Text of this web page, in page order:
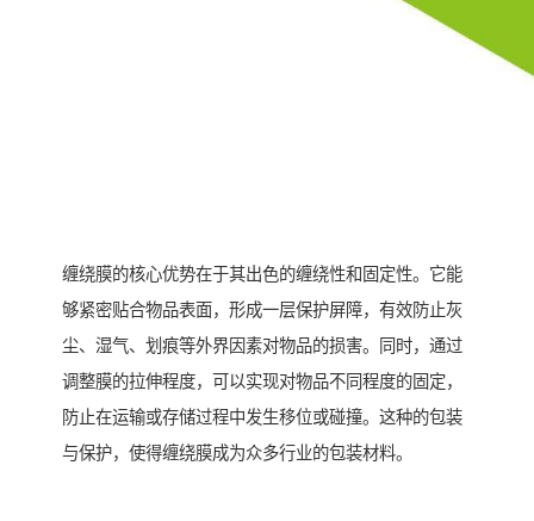
缠绕膜的核心优势在于其出色的缠绕性和固定性。它能
够紧密贴合物品表面，形成一层保护屏障，有效防止灰
尘、湿气、划痕等外界因素对物品的损害。同时，通过
调整膜的拉伸程度，可以实现对物品不同程度的固定，
防止在运输或存储过程中发生移位或碰撞。这种的包装
与保护，使得缠绕膜成为众多行业的包装材料。